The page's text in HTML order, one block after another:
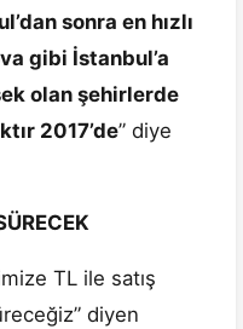
sonra en hızlı
gibi İstanbul’a
olan şehirlerde
2017’de” diye
TL ile satış
diyen